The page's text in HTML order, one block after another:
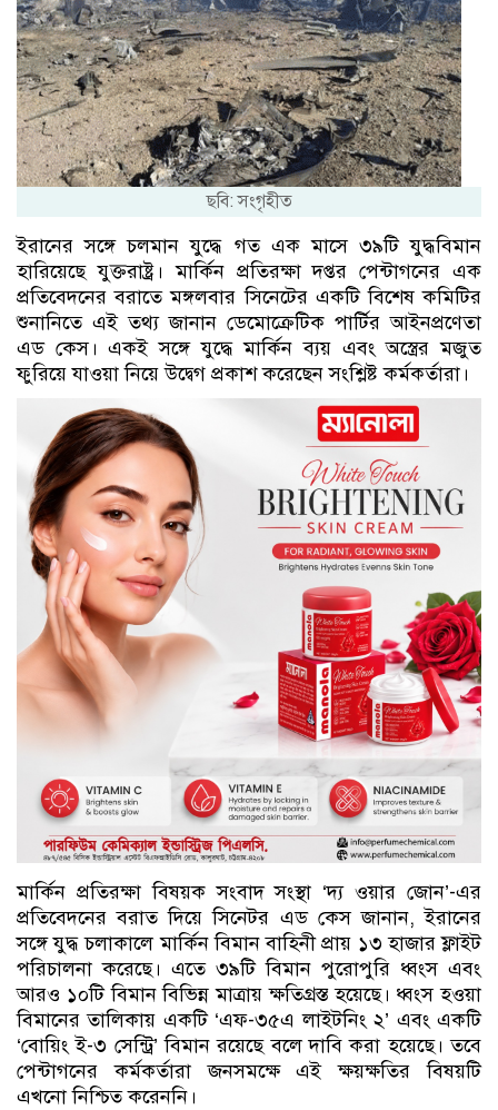
ছবি: সংগৃহীত
ইরানের সঙ্গে চলমান যুদ্ধে গত এক মাসে ৩৯টি যুদ্ধবিমান
হারিয়েছে যুক্তরাষ্ট্র। মার্কিন প্রতিরক্ষা দপ্তর পেন্টাগনের এক
প্রতিবেদনের বরাতে মঙ্গলবার সিনেটের একটি বিশেষ কমিটির
শুনানিতে এই তথ্য জানান ডেমোক্রেটিক পার্টির আইনপ্রণেতা
এড কেস। একই সঙ্গে যুদ্ধে মার্কিন ব্যয় এবং অস্ত্রের মজুত
ফুরিয়ে যাওয়া নিয়ে উদ্বেগ প্রকাশ করেছেন সংশ্লিষ্ট কর্মকর্তারা।
মার্কিন প্রতিরক্ষা বিষয়ক সংবাদ সংস্থা ‘দ্য ওয়ার জোন’-এর
প্রতিবেদনের বরাত দিয়ে সিনেটর এড কেস জানান, ইরানের
সঙ্গে যুদ্ধ চলাকালে মার্কিন বিমান বাহিনী প্রায় ১৩ হাজার ফ্লাইট
পরিচালনা করেছে। এতে ৩৯টি বিমান পুরোপুরি ধ্বংস এবং
আরও ১০টি বিমান বিভিন্ন মাত্রায় ক্ষতিগ্রস্ত হয়েছে। ধ্বংস হওয়া
বিমানের তালিকায় একটি ‘এফ-৩৫এ লাইটনিং ২’ এবং একটি
‘বোয়িং ই-৩ সেন্ট্রি’ বিমান রয়েছে বলে দাবি করা হয়েছে। তবে
পেন্টাগনের কর্মকর্তারা জনসমক্ষে এই ক্ষয়ক্ষতির বিষয়টি
এখনো নিশ্চিত করেননি।